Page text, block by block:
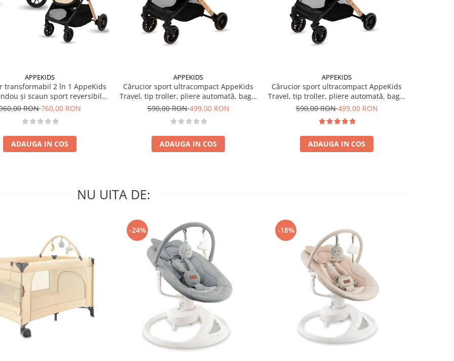
APPEKIDS
transformabil 2 în 1 AppeKids
și scaun sport reversibil,
adaptori scoică auto, până la
RON760,00 RON
ADAUGA IN COS
APPEKIDS
Cărucior sport ultracompact AppeKids
Travel, tip troller, pliere automată, bagaj
de mână, 6.7 kg - Pink
590,00 RON499,00 RON
ADAUGA IN COS
APPEKIDS
Cărucior sport ultracompact AppeKids
Travel, tip troller, pliere automată, bagaj
de mână, 6.7 kg - Grey
590,00 RON499,00 RON
ADAUGA IN COS
NU UITA DE:
-24% -18%